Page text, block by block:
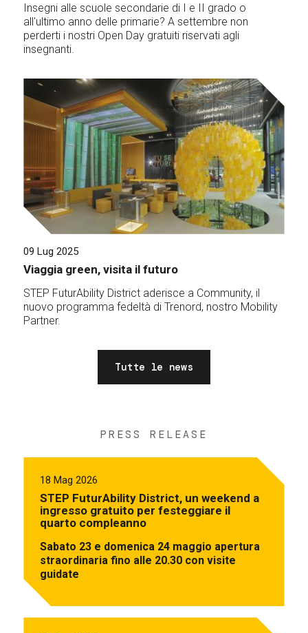
Insegni alle scuole secondarie di I e II grado o
all'ultimo anno delle primarie? A settembre non
perderti i nostri Open Day gratuiti riservati agli
insegnanti.
09 Lug 2025
Viaggia green, visita il futuro
STEP FuturAbility District aderisce a Community, il
nuovo programma fedeltà di Trenord, nostro Mobility
Partner.
Tutte le news
PRESS RELEASE
18 Mag 2026
STEP FuturAbility District, un weekend a
ingresso gratuito per festeggiare il
quarto compleanno
Sabato 23 e domenica 24 maggio apertura
straordinaria fino alle 20.30 con visite
guidate